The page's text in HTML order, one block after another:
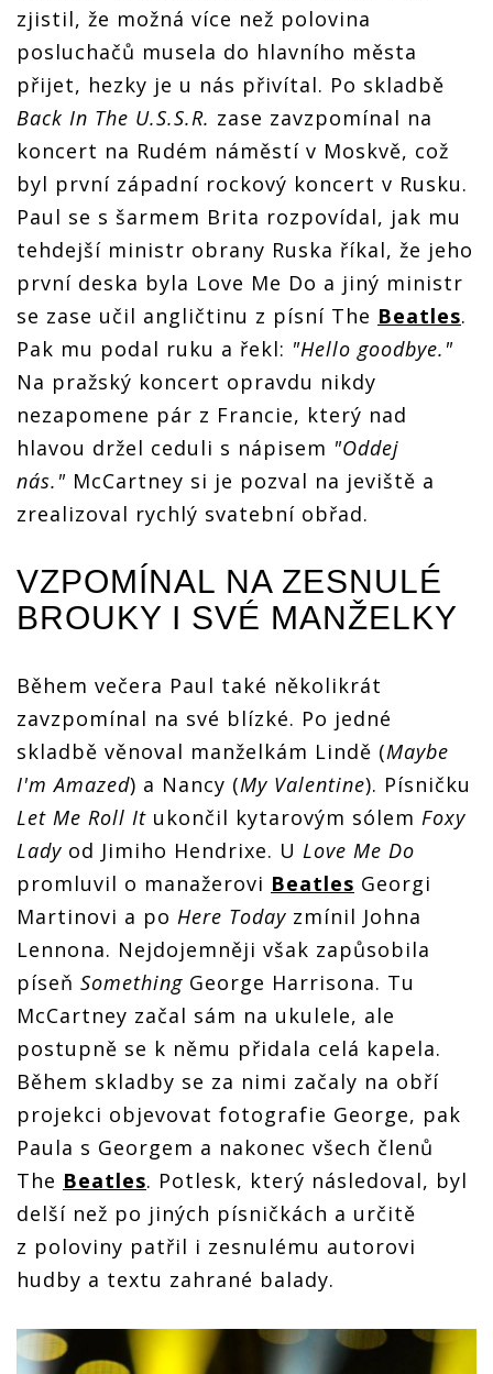
zjistil, že možná více než polovina
posluchačů musela do hlavního města
přijet, hezky je u nás přivítal. Po skladbě
Back In The U.S.S.R. zase zavzpomínal na
koncert na Rudém náměstí v Moskvě, což
byl první západní rockový koncert v Rusku.
Paul se s šarmem Brita rozpovídal, jak mu
tehdejší ministr obrany Ruska říkal, že jeho
první deska byla Love Me Do a jiný ministr
se zase učil angličtinu z písní The Beatles.
Pak mu podal ruku a řekl: "Hello goodbye."
Na pražský koncert opravdu nikdy
nezapomene pár z Francie, který nad
hlavou držel ceduli s nápisem "Oddej
nás." McCartney si je pozval na jeviště a
zrealizoval rychlý svatební obřad.
VZPOMÍNAL NA ZESNULÉ
BROUKY I SVÉ MANŽELKY
Během večera Paul také několikrát
zavzpomínal na své blízké. Po jedné
skladbě věnoval manželkám Lindě (Maybe
I'm Amazed) a Nancy (My Valentine). Písničku
Let Me Roll It ukončil kytarovým sólem Foxy
Lady od Jimiho Hendrixe. U Love Me Do
promluvil o manažerovi Beatles Georgi
Martinovi a po Here Today zmínil Johna
Lennona. Nejdojemněji však zapůsobila
píseň Something George Harrisona. Tu
McCartney začal sám na ukulele, ale
postupně se k němu přidala celá kapela.
Během skladby se za nimi začaly na obří
projekci objevovat fotografie George, pak
Paula s Georgem a nakonec všech členů
The Beatles. Potlesk, který následoval, byl
delší než po jiných písničkách a určitě
z poloviny patřil i zesnulému autorovi
hudby a textu zahrané balady.